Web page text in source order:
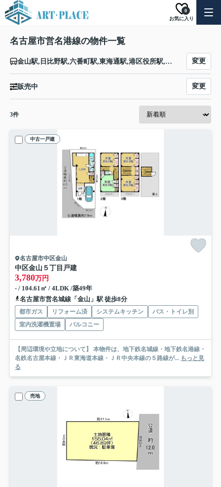
お気に入り
0
名古屋市営名港線の物件一覧
金山駅,日比野駅,六番町駅,東海通駅,港区役所駅,築地口駅,名古屋港駅 変更
販売中 変更
3件
中古一戸建
名古屋市中区金山
中区金山５丁目戸建
3,780万円
- / 104.61㎡ / 4LDK /築49年
名古屋市営名城線「金山」駅 徒歩8分
都市ガス リフォーム済 システムキッチン
バス・トイレ別
室内洗濯機置場
バルコニー
【周辺環境や立地について】 本物件は、地下鉄名城線・地下鉄名港線・
名鉄名古屋本線・ＪＲ東海道本線・ＪＲ中央本線の５路線が... もっと見
る
売地